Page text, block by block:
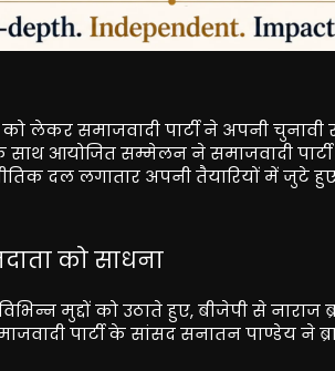
को लेकर समाजवादी पार्टी ने अपनी
साथ आयोजित सम्मेलन ने समाजवादी
दल लगातार अपनी तैयारियों में जुटे
को साधना
मुद्दों को उठाते हुए, बीजेपी से
पार्टी के सांसद सनातन पाण्डेय ने